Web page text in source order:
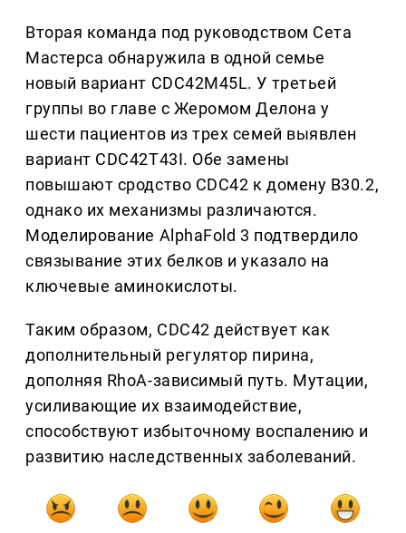
Вторая команда под руководством Сета
Мастерса обнаружила в одной семье
новый вариант CDC42M45L. У третьей
группы во главе с Жеромом Делона у
шести пациентов из трех семей выявлен
вариант CDC42T43I. Обе замены
повышают сродство CDC42 к домену B30.2,
однако их механизмы различаются.
Моделирование AlphaFold 3 подтвердило
связывание этих белков и указало на
ключевые аминокислоты.
Таким образом, CDC42 действует как
дополнительный регулятор пирина,
дополняя RhoA-зависимый путь. Мутации,
усиливающие их взаимодействие,
способствуют избыточному воспалению и
развитию наследственных заболеваний.